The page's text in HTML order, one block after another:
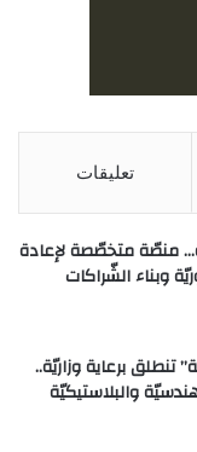
تعليقات
منصّة متخصّصة لإعادة
وبناء الشّراكات
تنطلق برعاية وزاريّة..
والبلاستيكيّة